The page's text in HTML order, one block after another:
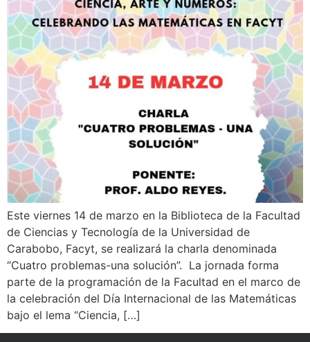
Este viernes 14 de marzo en la Biblioteca de la Facultad
de Ciencias y Tecnología de la Universidad de
Carabobo, Facyt, se realizará la charla denominada
“Cuatro problemas-una solución”. La jornada forma
parte de la programación de la Facultad en el marco de
la celebración del Día Internacional de las Matemáticas
bajo el lema “Ciencia, […]